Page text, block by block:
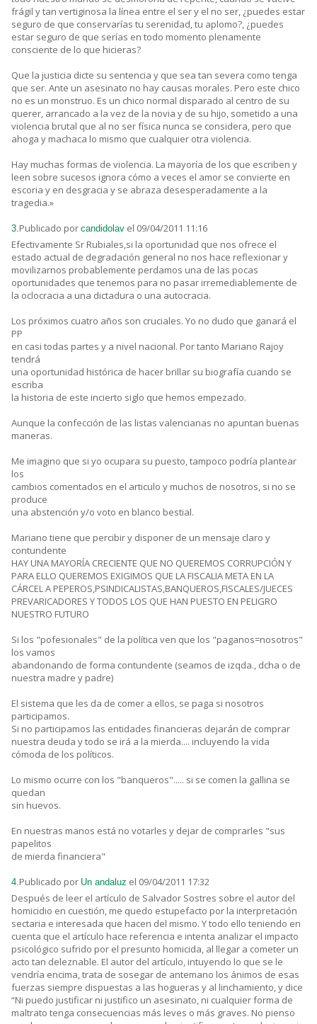
frágil y tan vertiginosa la línea entre el ser y el no ser, ¿puedes estar
seguro de que conservarías tu serenidad, tu aplomo?, ¿puedes
estar seguro de que serías en todo momento plenamente
consciente de lo que hicieras?
Que la justicia dicte su sentencia y que sea tan severa como tenga
que ser. Ante un asesinato no hay causas morales. Pero este chico
no es un monstruo. Es un chico normal disparado al centro de su
querer, arrancado a la vez de la novia y de su hijo, sometido a una
violencia brutal que al no ser física nunca se considera, pero que
ahoga y machaca lo mismo que cualquier otra violencia.
Hay muchas formas de violencia. La mayoría de los que escriben y
leen sobre sucesos ignora cómo a veces el amor se convierte en
escoria y en desgracia y se abraza desesperadamente a la
tragedia.»
3.Publicado por candidolav el 09/04/2011 11:16
Efectivamente Sr Rubiales,si la oportunidad que nos ofrece el
estado actual de degradación general no nos hace reflexionar y
movilizarnos probablemente perdamos una de las pocas
oportunidades que tenemos para no pasar irremediablemente de
la oclocracia a una dictadura o una autocracia.
Los próximos cuatro años son cruciales. Yo no dudo que ganará el
PP
en casi todas partes y a nivel nacional. Por tanto Mariano Rajoy
tendrá
una oportunidad histórica de hacer brillar su biografía cuando se
escriba
la historia de este incierto siglo que hemos empezado.
Aunque la confección de las listas valencianas no apuntan buenas
maneras.
Me imagino que si yo ocupara su puesto, tampoco podría plantear
los
cambios comentados en el articulo y muchos de nosotros, si no se
produce
una abstención y/o voto en blanco bestial.
Mariano tiene que percibir y disponer de un mensaje claro y
contundente
HAY UNA MAYORÍA CRECIENTE QUE NO QUEREMOS CORRUPCIÓN Y
PARA ELLO QUEREMOS EXIGIMOS QUE LA FISCALIA META EN LA
CÁRCEL A PEPEROS,PSINDICALISTAS,BANQUEROS,FISCALES/JUECES
PREVARICADORES Y TODOS LOS QUE HAN PUESTO EN PELIGRO
NUESTRO FUTURO
Si los "pofesionales" de la política ven que los "paganos=nosotros"
los vamos
abandonando de forma contundente (seamos de izqda., dcha o de
nuestra madre y padre)
El sistema que les da de comer a ellos, se paga si nosotros
participamos.
Si no participamos las entidades financieras dejarán de comprar
nuestra deuda y todo se irá a la mierda.... incluyendo la vida
cómoda de los políticos.
Lo mismo ocurre con los "banqueros"..... si se comen la gallina se
quedan
sin huevos.
En nuestras manos está no votarles y dejar de comprarles "sus
papelitos
de mierda financiera"
4.Publicado por Un andaluz el 09/04/2011 17:32
Después de leer el artículo de Salvador Sostres sobre el autor del
homicidio en cuestión, me quedo estupefacto por la interpretación
sectaria e interesada que hacen del mismo. Y todo ello teniendo en
cuenta que el artículo hace referencia e intenta analizar el impacto
psicológico sufrido por el presunto homicida, al llegar a cometer un
acto tan deleznable. El autor del artículo, intuyendo lo que se le
vendría encima, trata de sosegar de antemano los ánimos de esas
fuerzas siempre dispuestas a las hogueras y al linchamiento, y dice
“Ni puedo justificar ni justifico un asesinato, ni cualquier forma de
maltrato tenga consecuencias más leves o más graves. No pienso